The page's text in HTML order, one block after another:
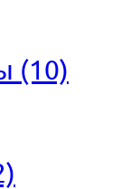
(10)